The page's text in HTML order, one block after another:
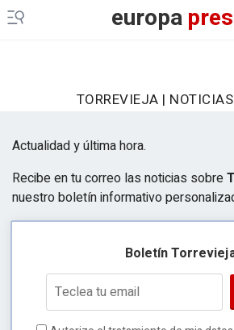
europa
TORREVIEJA |
Actualidad y última hora.
Recibe en tu correo las noticias sobre
nuestro boletín informativo
Boletín